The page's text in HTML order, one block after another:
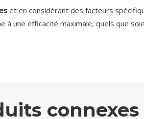
et en considérant des facteurs
une efficacité maximale, quels que
connexes